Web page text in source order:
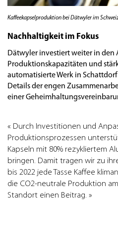
Kaffeekapselproduktion bei Dätwyler im
Nachhaltigkeit im Fokus
Dätwyler investiert weiter in den
Produktionskapazitäten und
automatisierte Werk in
Details der engen
einer
Durch Investitionen und
Produktionsprozessen
Kapseln mit 80% rezykliertem
bringen. Damit tragen wir zu
bis 2022 jede Tasse Kaffee
die CO2-neutrale Produktion
Standort einen Beitrag.